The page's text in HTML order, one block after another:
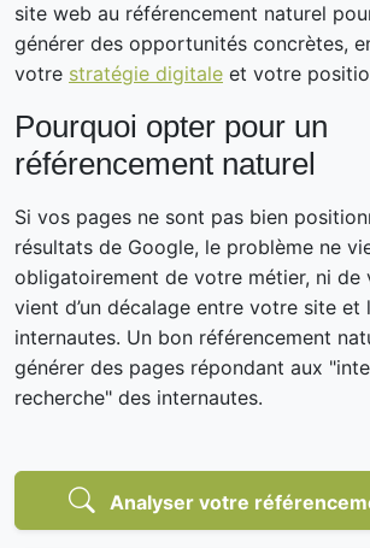
site web au référencement naturel
générer des opportunités concrètes,
votre stratégie digitale et votre
Pourquoi opter pour un
référencement naturel
Si vos pages ne sont pas bien
résultats de Google, le problème ne
obligatoirement de votre métier, ni de
vient d’un décalage entre votre site et
internautes. Un bon référencement
générer des pages répondant aux
recherche" des internautes.
Analyser votre